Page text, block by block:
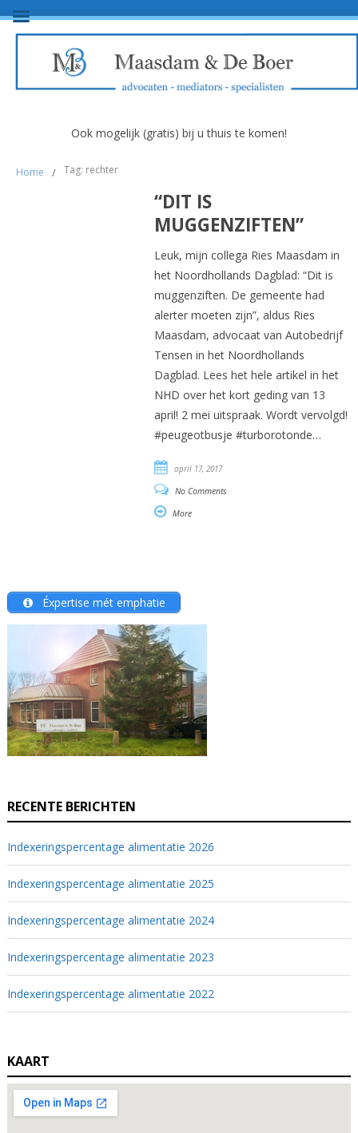
Ook mogelijk (gratis) bij u thuis te komen!
Home / Tag: rechter
“DIT IS
MUGGENZIFTEN”
Leuk, mijn collega Ries Maasdam in
het Noordhollands Dagblad: “Dit is
muggenziften. De gemeente had
alerter moeten zijn”, aldus Ries
Maasdam, advocaat van Autobedrijf
Tensen in het Noordhollands
Dagblad. Lees het hele artikel in het
NHD over het kort geding van 13
april! 2 mei uitspraak. Wordt vervolgd!
#peugeotbusje #turborotonde…
april 17, 2017
No Comments
More
Éxpertise mét emphatie
RECENTE BERICHTEN
Indexeringspercentage alimentatie 2026
Indexeringspercentage alimentatie 2025
Indexeringspercentage alimentatie 2024
Indexeringspercentage alimentatie 2023
Indexeringspercentage alimentatie 2022
KAART